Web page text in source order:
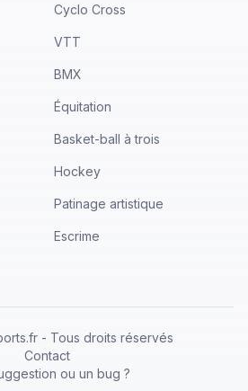
Cyclo Cross
VTT
BMX
Équitation
Basket-ball à trois
Hockey
Patinage artistique
Escrime
- Tous droits réservés
Contact
ou un bug ?